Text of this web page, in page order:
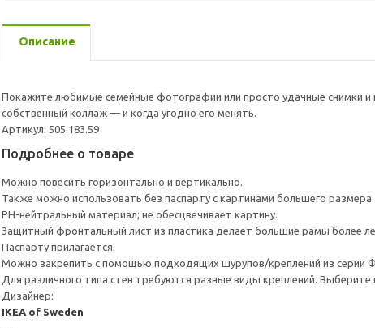
Описание
Покажите любимые семейные фотографии или просто удачные снимки
собственный коллаж — и когда угодно его менять.
Артикул: 505.183.59
Подробнее о товаре
Можно повесить горизонтально и вертикально.
Также можно использовать без паспарту с картинами большего размера.
PH-нейтральный материал; не обесцвечивает картину.
Защитный фронтальный лист из пластика делает большие рамы более
Паспарту прилагается.
Можно закрепить с помощью подходящих шурупов/креплений из серии
Для различного типа стен требуются разные виды креплений.
Дизайнер:
IKEA of Sweden